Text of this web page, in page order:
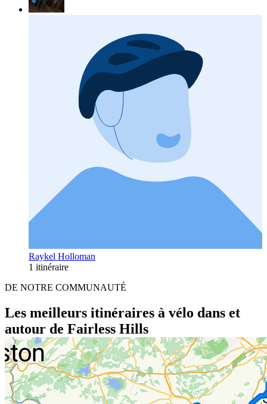
Raykel Holloman
1 itinéraire
DE NOTRE COMMUNAUTÉ
Les meilleurs itinéraires à vélo dans et
autour de Fairless Hills